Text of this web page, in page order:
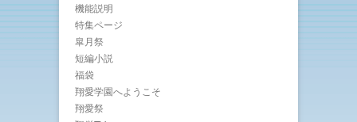
機能説明
特集ページ
皐月祭
短編小説
福袋
翔愛学園へようこそ
翔愛祭